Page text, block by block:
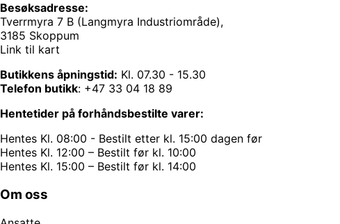
Besøksadresse:
Tverrmyra 7 B (Langmyra Industriområde),
3185 Skoppum
Link til kart
Butikkens åpningstid: Kl. 07.30 - 15.30
Telefon butikk: +47 33 04 18 89
Hentetider på forhåndsbestilte varer:
Hentes Kl. 08:00 - Bestilt etter kl. 15:00 dagen før
Hentes Kl. 12:00 – Bestilt før kl. 10:00
Hentes Kl. 15:00 – Bestilt før kl. 14:00
Om oss